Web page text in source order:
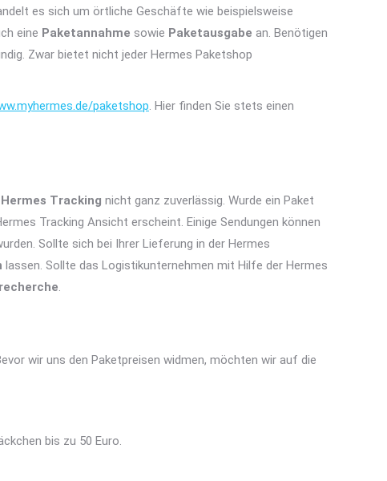
es sich um örtliche Geschäfte wie beispielsweise
eine Paketannahme sowie Paketausgabe an. Benötigen
Zwar bietet nicht jeder Hermes Paketshop
paketshop. Hier finden Sie stets einen
Hermes Tracking nicht ganz zuverlässig. Wurde ein Paket
Tracking Ansicht erscheint. Einige Sendungen können
Sollte sich bei Ihrer Lieferung in der Hermes
lassen. Sollte das Logistikunternehmen mit Hilfe der Hermes
.
wir uns den Paketpreisen widmen, möchten wir auf die
bis zu 50 Euro.